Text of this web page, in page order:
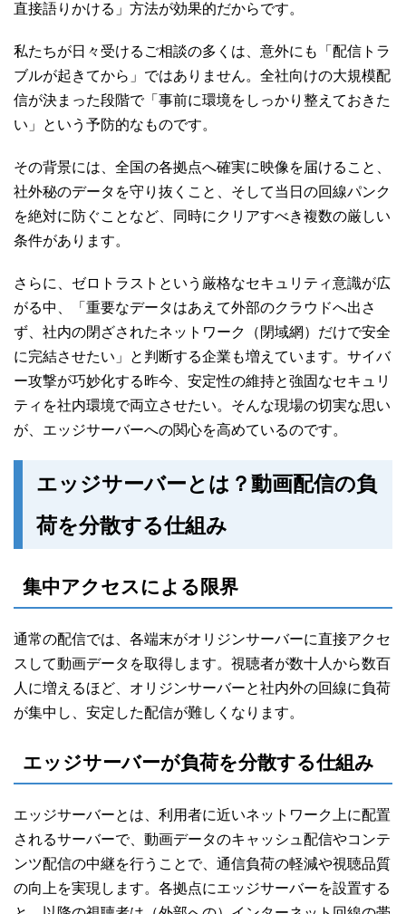
直接語りかける」方法が効果的だからです。
私たちが日々受けるご相談の多くは、意外にも「配信トラ
ブルが起きてから」ではありません。全社向けの大規模配
信が決まった段階で「事前に環境をしっかり整えておきた
い」という予防的なものです。
その背景には、全国の各拠点へ確実に映像を届けること、
社外秘のデータを守り抜くこと、そして当日の回線パンク
を絶対に防ぐことなど、同時にクリアすべき複数の厳しい
条件があります。
さらに、ゼロトラストという厳格なセキュリティ意識が広
がる中、「重要なデータはあえて外部のクラウドへ出さ
ず、社内の閉ざされたネットワーク（閉域網）だけで安全
に完結させたい」と判断する企業も増えています。サイバ
ー攻撃が巧妙化する昨今、安定性の維持と強固なセキュリ
ティを社内環境で両立させたい。そんな現場の切実な思い
が、エッジサーバーへの関心を高めているのです。
エッジサーバーとは？動画配信の負
荷を分散する仕組み
集中アクセスによる限界
通常の配信では、各端末がオリジンサーバーに直接アクセ
スして動画データを取得します。視聴者が数十人から数百
人に増えるほど、オリジンサーバーと社内外の回線に負荷
が集中し、安定した配信が難しくなります。
エッジサーバーが負荷を分散する仕組み
エッジサーバーとは、利用者に近いネットワーク上に配置
されるサーバーで、動画データのキャッシュ配信やコンテ
ンツ配信の中継を行うことで、通信負荷の軽減や視聴品質
の向上を実現します。各拠点にエッジサーバーを設置する